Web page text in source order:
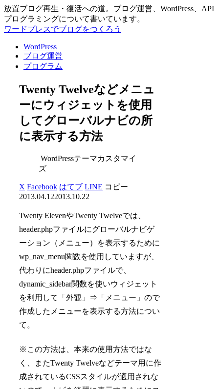
放置ブログ再生・復活への道。ブログ運営、WordPress、API
プログラミングについて書いています。
ワードプレスでブログをつくろう
WordPress
ブログ運営
プログラム
Twenty Twelveなどメニュ
ーにウィジェットを使用
してグローバルナビの所
に表示する方法
WordPressテーマカスタマイ
ズ
X Facebook はてブ LINE コピー
2013.04.122013.10.22
Twenty ElevenやTwenty Twelveでは、
header.phpファイルにグローバルナビゲ
ーション（メニュー）を表示するために
wp_nav_menu関数を使用していますが、
代わりにheader.phpファイルで、
dynamic_sidebar関数を使いウィジェット
を利用して「外観」⇒「メニュー」ので
作成したメニューを表示する方法につい
て。
※この方法は、本来の使用方法ではな
く、またTwenty Twelveなどテーマ用に作
成されているCSSスタイルが適用されな